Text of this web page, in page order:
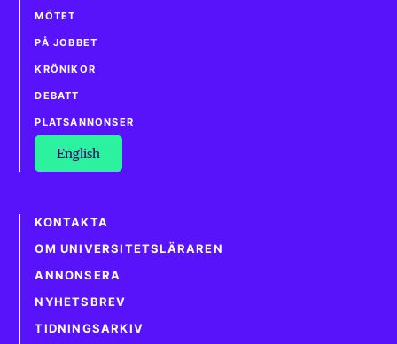
MÖTET
PÅ JOBBET
KRÖNIKOR
DEBATT
PLATSANNONSER
English
KONTAKTA
OM UNIVERSITETSLÄRAREN
ANNONSERA
NYHETSBREV
TIDNINGSARKIV